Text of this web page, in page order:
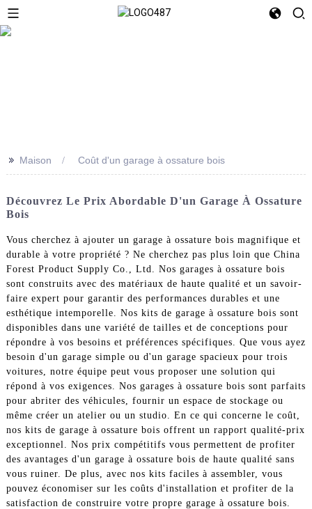
>> Maison Coût d'un garage à ossature bois
Découvrez Le Prix Abordable D'un Garage À Ossature
Bois
Vous cherchez à ajouter un garage à ossature bois magnifique et
durable à votre propriété ? Ne cherchez pas plus loin que China
Forest Product Supply Co., Ltd. Nos garages à ossature bois
sont construits avec des matériaux de haute qualité et un savoir-
faire expert pour garantir des performances durables et une
esthétique intemporelle. Nos kits de garage à ossature bois sont
disponibles dans une variété de tailles et de conceptions pour
répondre à vos besoins et préférences spécifiques. Que vous ayez
besoin d'un garage simple ou d'un garage spacieux pour trois
voitures, notre équipe peut vous proposer une solution qui
répond à vos exigences. Nos garages à ossature bois sont parfaits
pour abriter des véhicules, fournir un espace de stockage ou
même créer un atelier ou un studio. En ce qui concerne le coût,
nos kits de garage à ossature bois offrent un rapport qualité-prix
exceptionnel. Nos prix compétitifs vous permettent de profiter
des avantages d'un garage à ossature bois de haute qualité sans
vous ruiner. De plus, avec nos kits faciles à assembler, vous
pouvez économiser sur les coûts d'installation et profiter de la
satisfaction de construire votre propre garage à ossature bois.